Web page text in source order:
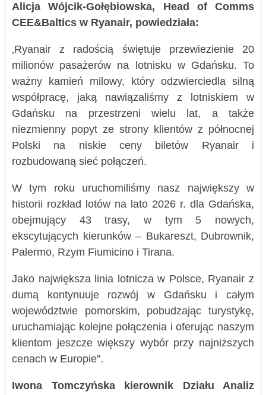
Alicja Wójcik-Gołębiowska, Head of Comms
CEE&Baltics w Ryanair, powiedziała:
„Ryanair z radością świętuje przewiezienie 20
milionów pasażerów na lotnisku w Gdańsku. To
ważny kamień milowy, który odzwierciedla silną
współpracę, jaką nawiązaliśmy z lotniskiem w
Gdańsku na przestrzeni wielu lat, a także
niezmienny popyt ze strony klientów z północnej
Polski na niskie ceny biletów Ryanair i
rozbudowaną sieć połączeń.
W tym roku uruchomiliśmy nasz największy w
historii rozkład lotów na lato 2026 r. dla Gdańska,
obejmujący 43 trasy, w tym 5 nowych,
ekscytujących kierunków – Bukareszt, Dubrownik,
Palermo, Rzym Fiumicino i Tirana.
Jako największa linia lotnicza w Polsce, Ryanair z
dumą kontynuuje rozwój w Gdańsku i całym
województwie pomorskim, pobudzając turystykę,
uruchamiając kolejne połączenia i oferując naszym
klientom jeszcze większy wybór przy najniższych
cenach w Europie”.
Iwona Tomczyńska kierownik Działu Analiz